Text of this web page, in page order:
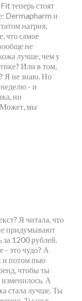
теперь стоят
Dermapharm и
натрия,
что самое
не
лучше, чем у
Или в том,
Я не знаю. Но
неделю - и
ни
Может, мы
Я читала, что
придумывают
за 1200 рублей.
- это чудо? А
и потом пью
чтобы ты
А
стала лучше. Ты